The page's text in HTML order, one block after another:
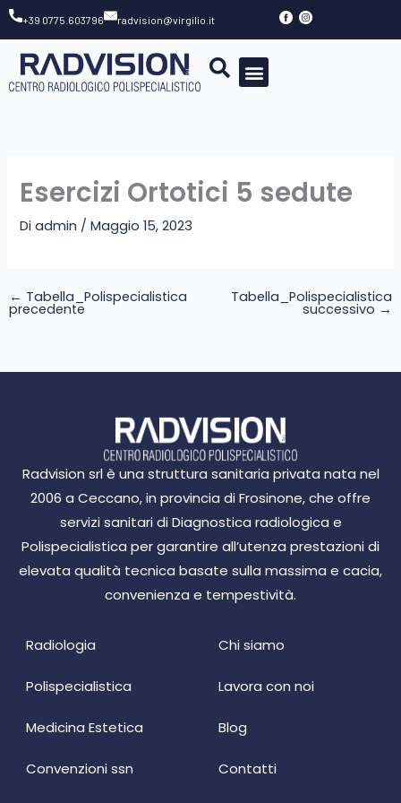
Vai
contenuto
+39 0775.603796 radvision@virgilio.it
Esercizi Ortotici 5 sedute
Diadmin /Maggio 15, 2023
← Tabella_Polispecialistica
precedente
Tabella_Polispecialistica
successivo →
Radvision srl è una struttura sanitaria privata nata nel
2006 a Ceccano, in provincia di Frosinone, che offre
servizi sanitari di Diagnostica radiologica e
Polispecialistica per garantire all’utenza prestazioni di
elevata qualità tecnica basate sulla massima e cacia,
convenienza e tempestività.
Radiologia
Polispecialistica
Medicina Estetica
Convenzioni ssn
Chi siamo
Lavora con noi
Blog
Contatti